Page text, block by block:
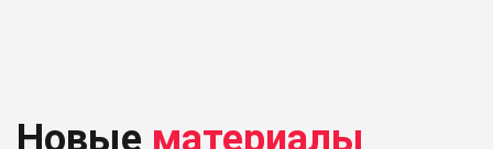
Новые материалы